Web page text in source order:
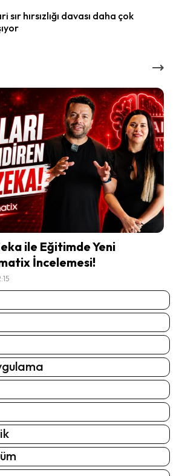
sır hırsızlığı davası daha çok
ile Eğitimde Yeni
İncelemesi!